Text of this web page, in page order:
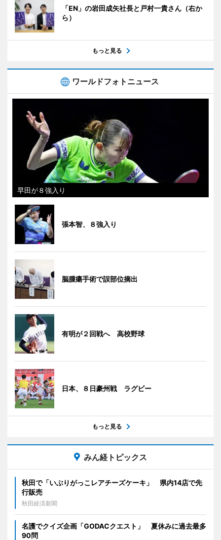
「EN」の岩田成矢社長と戸村一貴さん（右か
ら）
もっと見る
ワールドフォトニュース
早田が８強入り
張本智、８強入り
脳腫瘍手術で誤部位摘出
有明が２回戦へ 高校野球
日本、８日豪州戦 ラグビー
もっと見る
みん経トピックス
秋田で「いぶりがっこレアチーズケーキ」 県内14店で先
行販売
秋田経済新聞
名護でクイズ企画「GODACクエスト」 夏休みに過去最多
90問